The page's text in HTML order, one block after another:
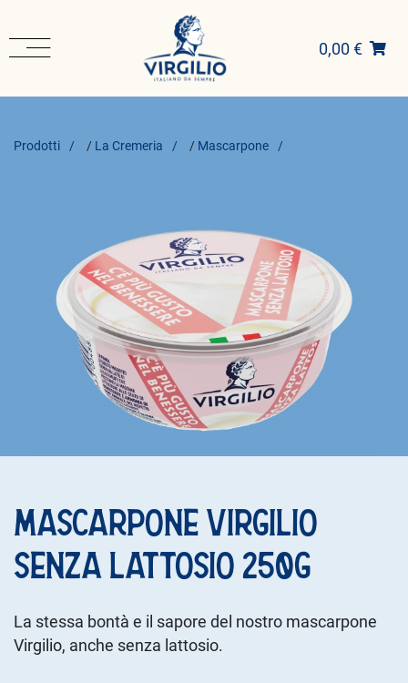
0,00 €
Prodotti / La Cremeria / Mascarpone
MASCARPONE VIRGILIO
SENZA LATTOSIO 250G
La stessa bontà e il sapore del nostro mascarpone
Virgilio, anche senza lattosio.